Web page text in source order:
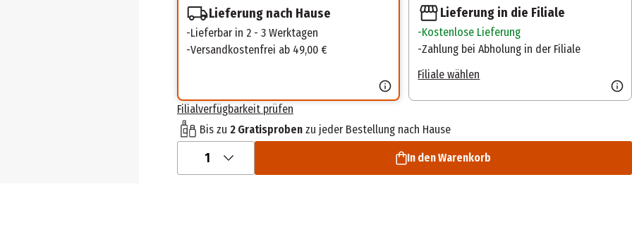
Lieferung nach Hause
Lieferbar in 2 - 3 Werktagen
Versandkostenfrei ab 49,00 €
Lieferung in die Filiale
Kostenlose Lieferung
Zahlung bei Abholung in der Filiale
Filiale wählen
Filialverfügbarkeit prüfen
Bis zu 2 Gratisprobenzu jeder Bestellung nach Hause
1 In den Warenkorb